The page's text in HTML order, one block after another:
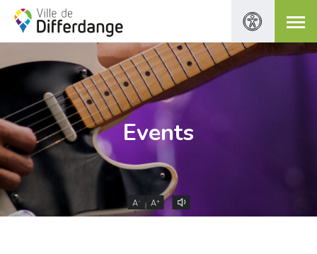
Events
A- A+